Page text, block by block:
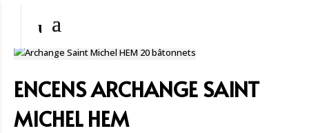
ENCENS ARCHANGE SAINT
MICHEL HEM